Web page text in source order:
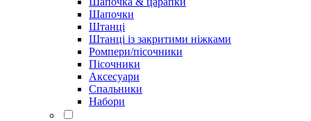
Шапочки
Штанці
Штанці із закритими ніжками
Ромпери/пісочники
Пісочники
Аксесуари
Спальники
Набори